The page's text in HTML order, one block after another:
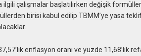
ilgili çalışmalar başlatılırken değişik
birisi kabul edilip TBMM’ye yasa
enflasyon oranı ve yüzde 11,68’lik